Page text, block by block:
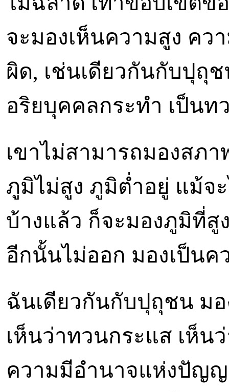
จะมองเห็นความสูง ค
ผิด, เช่นเดียวกันกับปุถุ
อริยบุคคลกระทำ เป็นท
เขาไม่สามารถมองสภ
ภูมิไม่สูง ภูมิต่ำอยู่ แม้จ
บ้างแล้ว ก็จะมองภูมิที่
อีกนั้นไม่ออก มองเป็นค
ฉันเดียวกันกับปุถุชน ม
เห็นว่าทวนกระแส เห็น
ความมีอำนาจแห่งปัญ